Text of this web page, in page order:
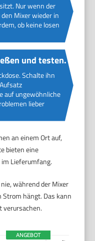
Nur wenn der
Mixer wieder in
ob keine losen
und testen.
Schalte ihn
auf ungewöhnliche
lieber
an einem Ort auf,
bieten eine
Lieferumfang.
während der Mixer
Strom hängt. Das kann
verursachen.
ANGEBOT